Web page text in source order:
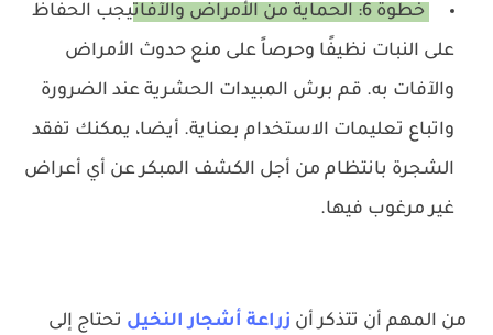
خطوة 6: الحماية من الأمراض والآفات
يجب الحفاظ
على النبات نظيفًا وحرصاً على منع حدوث الأمراض
والآفات به. قم برش المبيدات الحشرية عند الضرورة
واتباع تعليمات الاستخدام بعناية. أيضا، يمكنك تفقد
الشجرة بانتظام من أجل الكشف المبكر عن أي أعراض
غير مرغوب فيها.
من المهم أن تتذكر أن زراعة أشجار النخيل تحتاج إلى